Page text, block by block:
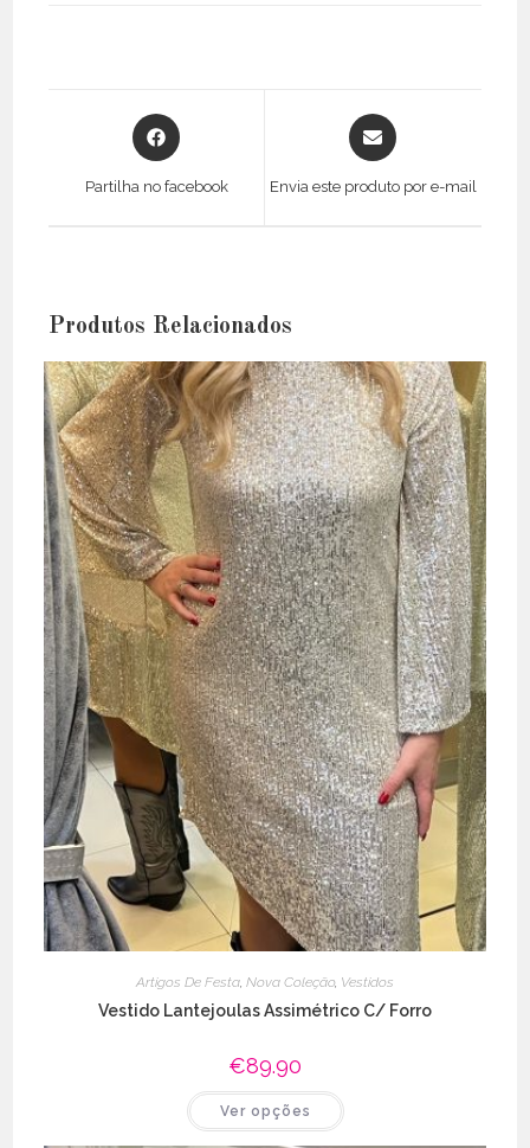
Opens
in
Partilha no facebook
Opens
in
Envia este produto por e-mail
Produtos Relacionados
Artigos De Festa Nova Coleção, Vestidos
Vestido Lantejoulas Assimétrico C/ Forro
€89.90
Ver opções
product